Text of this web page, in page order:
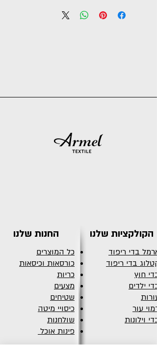
החנות שלנו
כל המוצרים
כורסאות וכיסאות
כריות
מצעים
שטיחים
כיסויי מיטה
שולחנות
פינות אוכל
הקולקציות שלנו
ארמל בדי ריפוד
קטלוג בדי ריפוד
בדי חוץ
בדי ילדים
עורות
דמוי עור
בדי וילונות